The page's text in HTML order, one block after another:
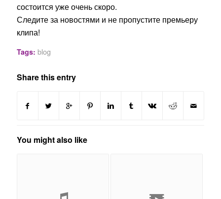
состоится уже очень скоро.
Следите за новостями и не пропустите премьеру
клипа!
Tags: blog
Share this entry
You might also like